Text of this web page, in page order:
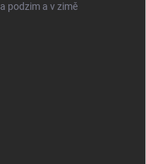
podzim a v zimě